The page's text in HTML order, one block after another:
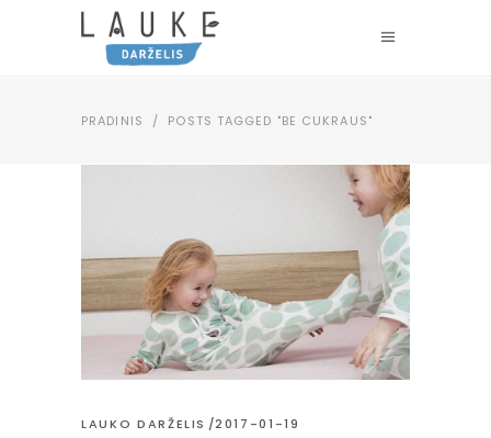
PRADINIS / POSTS TAGGED "BE CUKRAUS"
LAUKO DARŽELIS 2017-01-19